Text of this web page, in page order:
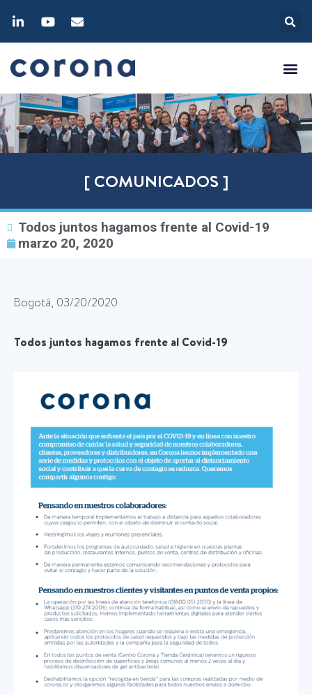
[ COMUNICADOS ]
Todos juntos hagamos frente al Covid-19
marzo 20, 2020
Bogotá, 03/20/2020
Todos juntos hagamos frente al Covid-19